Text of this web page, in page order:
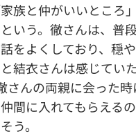
族と仲がいいところ
いう。徹さんは、普
をよくしており、穏
結衣さんは感じてい
さんの両親に会った
間に入れてもらえるの
う。